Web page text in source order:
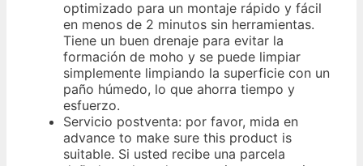
optimizado para un montaje rápido y fácil
en menos de 2 minutos sin herramientas.
Tiene un buen drenaje para evitar la
formación de moho y se puede limpiar
simplemente limpiando la superficie con un
paño húmedo, lo que ahorra tiempo y
esfuerzo.
Servicio postventa: por favor, mida en
advance to make sure this product is
suitable. Si usted recibe una parcela